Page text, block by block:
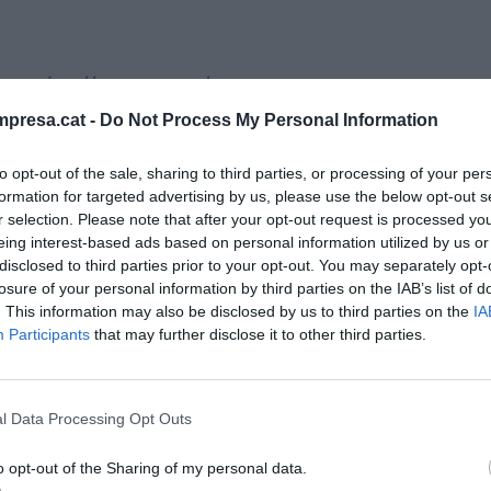
- Do Not Process My Personal Information
opt-out of the sale, sharing to third parties, or processing of your
for targeted advertising by us, please use the below opt-out
selection. Please note that after your opt-out request is processed
interest-based ads based on personal information utilized by us
to third parties prior to your opt-out. You may separately
of your personal information by third parties on the IAB’s list of
This information may also be disclosed by us to third parties on the
Participants that may further disclose it to other third parties.
Data Processing Opt Outs
opt-out of the Sharing of my personal data.
llegue el
el Sabadell
en
del BBVA
nos referimos directamente a las primeras
del Sabadell explica que aunque se
general de accionistas por parte del BBVA,
a la OPA aún queda muy lejos. En los
de que, aunque la junta de los vizcaínos
no implica ninguna posición definitiva sobre la
del Sabadell pueden estar tranquilos